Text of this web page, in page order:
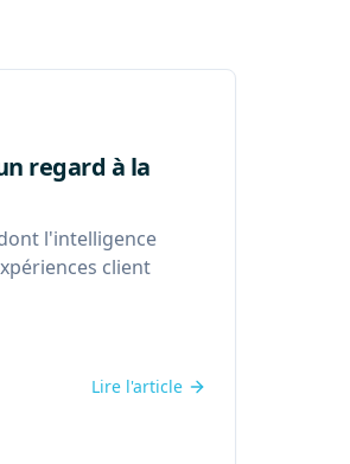
regard à la
l'intelligence
client
Lire l'article